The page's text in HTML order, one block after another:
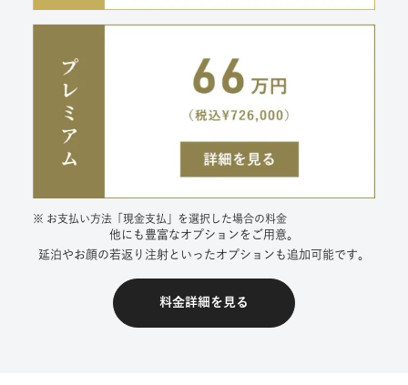
※ お支払い方法「現金支払」を選択した場合の料金
他にも豊富なオプションをご用意。
延泊やお顔の若返り注射といったオプションも追加可能です。
料金詳細を見る